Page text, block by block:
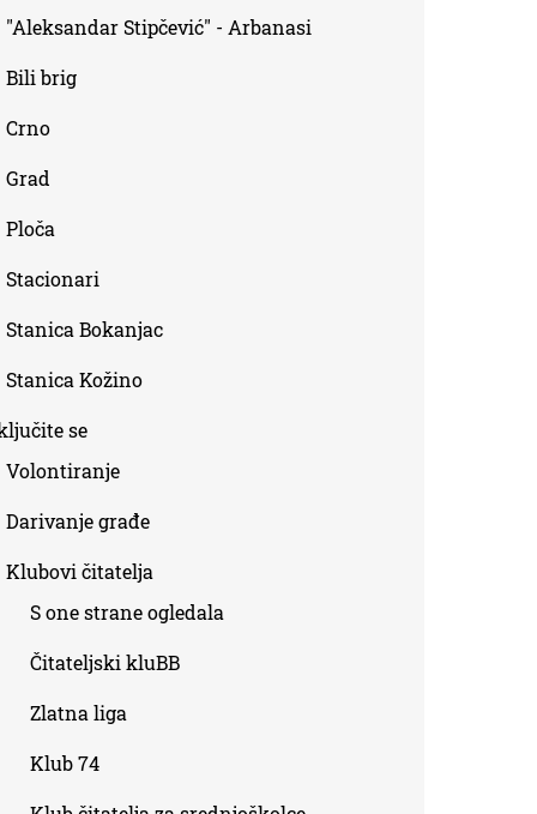
"Aleksandar Stipčević" - Arbanasi
Bili brig
Crno
Grad
Ploča
Stacionari
Stanica Bokanjac
Stanica Kožino
se
Volontiranje
Darivanje građe
Klubovi čitatelja
S one strane ogledala
Čitateljski kluBB
Zlatna liga
Klub 74